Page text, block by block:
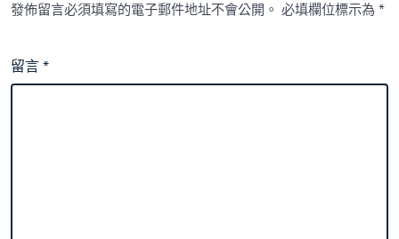
發佈留言必須填寫的電子郵件地址不會公開。 必填欄位標示為*
留言*